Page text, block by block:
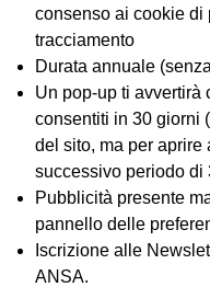
consenso ai cookie
tracciamento
Durata annuale
Un pop-up ti avvertirà
consentiti in 30 giorni
del sito, ma per aprire
successivo periodo di
Pubblicità presente
pannello delle
Iscrizione alle
ANSA.